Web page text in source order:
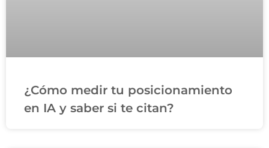
¿Cómo medir tu posicionamiento
en IA y saber si te citan?